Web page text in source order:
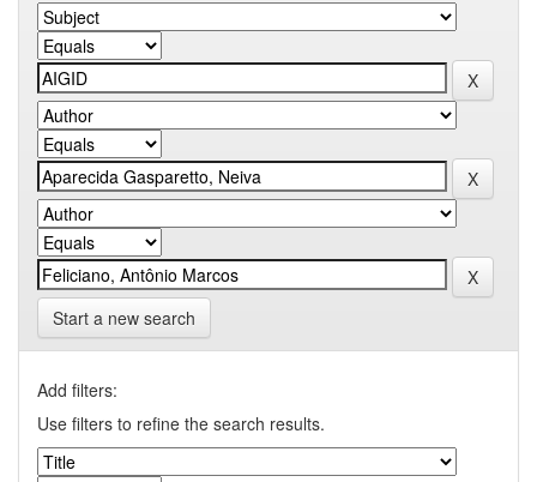
Start a new search
Add filters:
Use filters to refine the search results.